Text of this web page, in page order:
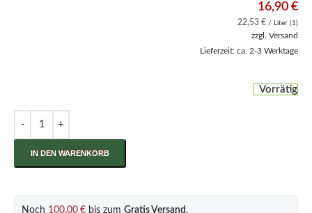
16,90 €
22,53 € / Liter (1)
zzgl. Versand
Lieferzeit: ca. 2-3 Werktage
Vorrätig
IN DEN WARENKORB
Noch 100,00 € bis zum Gratis Versand .